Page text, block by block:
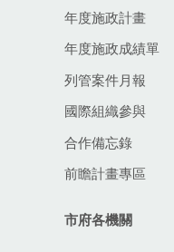
年度施政計畫
年度施政成績單
列管案件月報
國際組織參與
合作備忘錄
前瞻計畫專區
市府各機關